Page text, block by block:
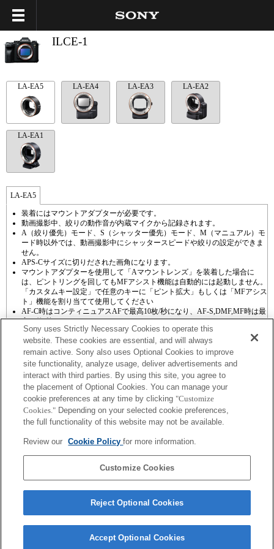
ILCE-1
LA-EA5 LA-EA4 LA-EA3 LA-EA2
LA-EA1
LA-EA5
装着にはマウントアダプターが必要です。
動画撮影中、絞りの動作音が内蔵マイクから記録されます。
A（絞り優先）モード、S（シャッター優先）モード、M（マニュアル）モ
ード時以外では、動画撮影中にシャッタースピードや絞りの設定ができま
せん。
APS-Cサイズに切りだされた画角になります。
マウントアダプターを使用して「Aマウントレンズ」を装着した場合に
は、ピントリングを回してもMFアシスト機能は自動的には起動しません。
「カスタムキー設定」で任意のキーに「ピント拡大」もしくは「MFアシス
ト」機能を割り当てて使用してください
AF-C時はコンティニュアスAFで最高10枚/秒になり、AF-S,DMF,MF時は最
高20枚/秒になります。
プレスリリース
ご利用条件
環境情報
クッキーポリシー
Sony uses Strictly Necessary Cookies to operate this
website. These cookies are essential, and will always
remain active. Sony also uses Optional Cookies to improve
site functionality, analyze usage, deliver advertisements and
interact with third parties. By using this site, you agree to
the placement of Optional Cookies. You can manage your
cookie preferences at any time by clicking "Customize
Cookies." Depending on your selected cookie preferences,
the full functionality of this website may not be available.
Review our Cookie Policyfor more information.
Customize Cookies
Reject Optional Cookies
Accept Optional Cookies